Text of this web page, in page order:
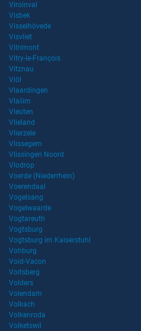
Viroinval
Visbek
Visselhövede
Visvliet
Vitrimont
Vitry-le-François
Vitznau
Viöl
Vlaardingen
Vlašim
Vleuten
Vlieland
Vlierzele
Vlissegem
Vlissingen Noord
Vlodrop
Voerde (Niederrhein)
Voerendaal
Vogelsang
Vogelwaarde
Vogtareuth
Vogtsburg
Vogtsburg im Kaiserstuhl
Vohburg
Void-Vacon
Voitsberg
Volders
Volendam
Volkach
Volkenroda
Volketswil